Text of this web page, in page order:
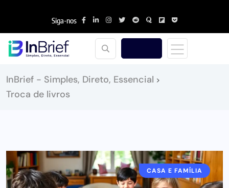
Siga-nos
InBrief - Simples, Direto, Essencial >
Troca de livros
CASA E FAMÍLIA